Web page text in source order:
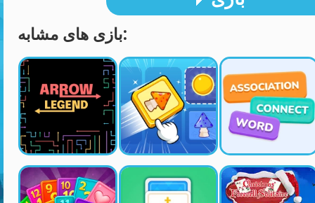
بازی های مشابه: